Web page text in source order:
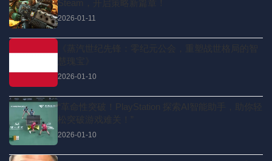
Steam，开启策略新篇章！
2026-01-11
《蒸汽世纪先锋：零纪元公会，重塑战世格局的智
2026-01-10
“革命性突破！PlayStation 探索AI智能助手，助你轻
松突破游戏难关！”
2026-01-10